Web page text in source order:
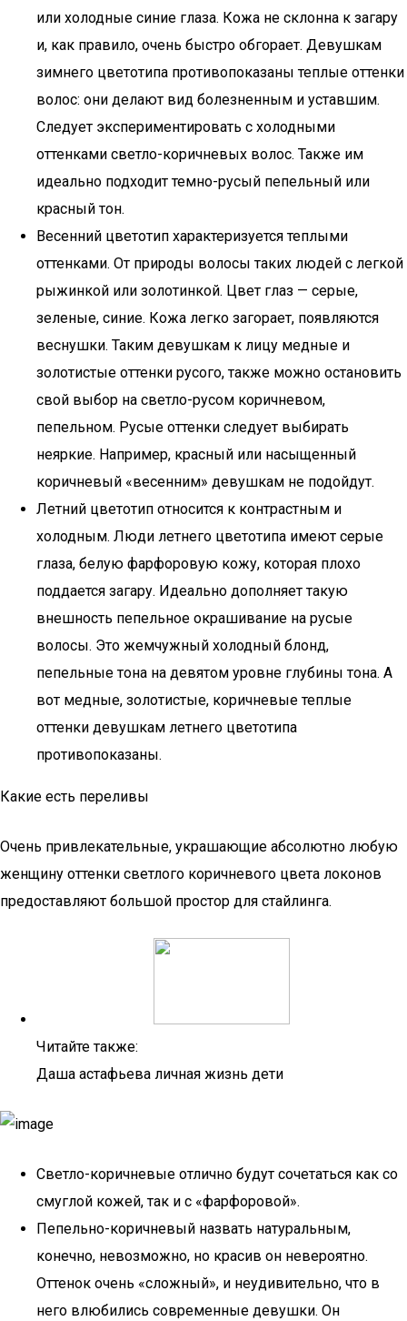
или холодные синие глаза. Кожа не склонна к загару
и, как правило, очень быстро обгорает. Девушкам
зимнего цветотипа противопоказаны теплые оттенки
волос: они делают вид болезненным и уставшим.
Следует экспериментировать с холодными
оттенками светло-коричневых волос. Также им
идеально подходит темно-русый пепельный или
красный тон.
Весенний цветотип характеризуется теплыми
оттенками. От природы волосы таких людей с легкой
рыжинкой или золотинкой. Цвет глаз — серые,
зеленые, синие. Кожа легко загорает, появляются
веснушки. Таким девушкам к лицу медные и
золотистые оттенки русого, также можно остановить
свой выбор на светло-русом коричневом,
пепельном. Русые оттенки следует выбирать
неяркие. Например, красный или насыщенный
коричневый «весенним» девушкам не подойдут.
Летний цветотип относится к контрастным и
холодным. Люди летнего цветотипа имеют серые
глаза, белую фарфоровую кожу, которая плохо
поддается загару. Идеально дополняет такую
внешность пепельное окрашивание на русые
волосы. Это жемчужный холодный блонд,
пепельные тона на девятом уровне глубины тона. А
вот медные, золотистые, коричневые теплые
оттенки девушкам летнего цветотипа
противопоказаны.
Какие есть переливы
Очень привлекательные, украшающие абсолютно любую
женщину оттенки светлого коричневого цвета локонов
предоставляют большой простор для стайлинга.
Читайте также:
Даша астафьева личная жизнь дети
Светло-коричневые отлично будут сочетаться как со
смуглой кожей, так и с «фарфоровой».
Пепельно-коричневый назвать натуральным,
конечно, невозможно, но красив он невероятно.
Оттенок очень «сложный», и неудивительно, что в
него влюбились современные девушки. Он